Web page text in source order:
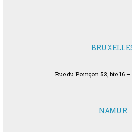
Rue du Poinçon 53, bte 16 –
NAMUR